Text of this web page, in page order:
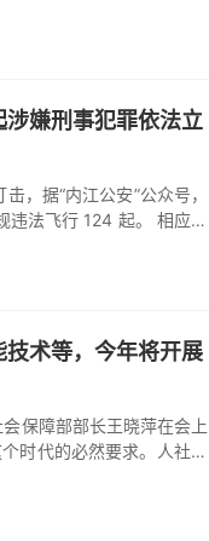
嫌刑事犯罪依法立
，据“内江公安”公众号，
法飞行 124 起。 相应违
术等，今年将开展
保障部部长王晓萍在会上
时代的必然要求。‌人社部